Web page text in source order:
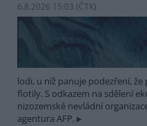
6.8.2026 15:03 (ČTK)
lodi, u níž panuje podezření,
flotily. S odkazem na sdělení
nizozemské nevládní
agentura AFP.